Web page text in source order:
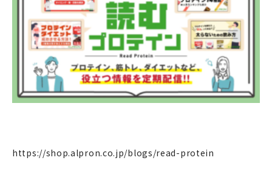
https://shop.alpron.co.jp/blogs/read-protein